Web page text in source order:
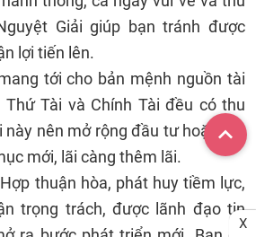
Giải giúp bạn tránh được
lợi tiến lên.
tới cho bản mệnh nguồn tài
Thứ Tài và Chính Tài đều có thu
này nên mở rộng đầu tư hoặc bắt
mới, lãi càng thêm lãi.
thuận hòa, phát huy tiềm lực,
trọng trách, được lãnh đạo tin
ra bước phát triển mới. Bạn có
X